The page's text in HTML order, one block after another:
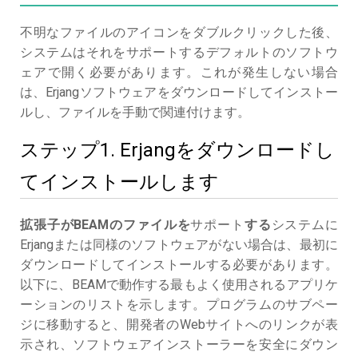
不明なファイルのアイコンをダブルクリックした後、
システムはそれをサポートするデフォルトのソフトウ
ェアで開く必要があります。これが発生しない場合
は、Erjangソフトウェアをダウンロードしてインストー
ルし、ファイルを手動で関連付けます。
ステップ1. Erjangをダウンロードし
てインストールします
拡張子がBEAMのファイルをサポート する システムに
Erjangまたは同様のソフトウェアがない場合は、最初に
ダウンロードしてインストールする必要があります。
以下に、BEAMで動作する最もよく使用されるアプリケ
ーションのリストを示します。プログラムのサブペー
ジに移動すると、開発者のWebサイトへのリンクが表
示され、ソフトウェアインストーラーを安全にダウン